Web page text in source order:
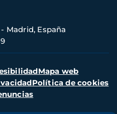
Madrid, España
Mapa web
Política de cookies